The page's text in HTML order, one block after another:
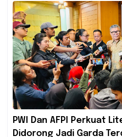
PWI Dan AFPI Perkuat
Didorong Jadi Garda